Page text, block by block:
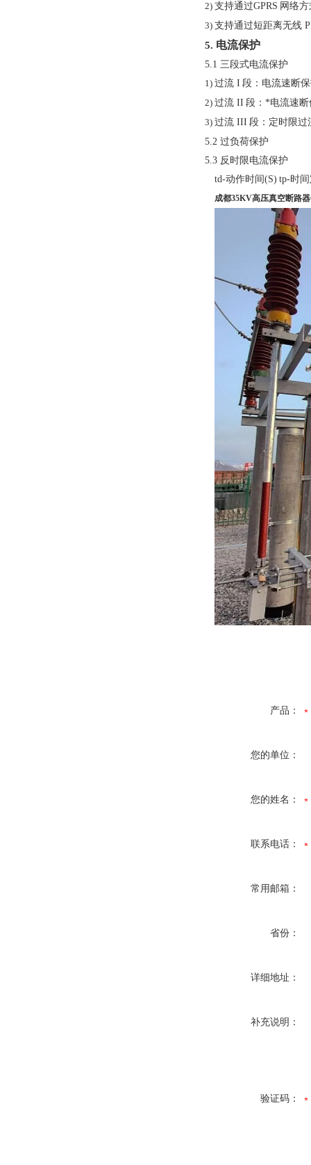
2) 支持通过GPRS 网络
3) 支持通过短距离无线
5. 电流保护
5.1 三段式电流保护
1) 过流 I 段：电流速断
2) 过流 II 段：*电流速断
3) 过流 III 段：定时限过
5.2 过负荷保护
5.3 反时限电流保护
td-动作时间(S) tp-时
成都35KV高压真空断路
产品：
您的单位：
您的姓名：
联系电话：
常用邮箱：
省份：
详细地址：
补充说明：
验证码：